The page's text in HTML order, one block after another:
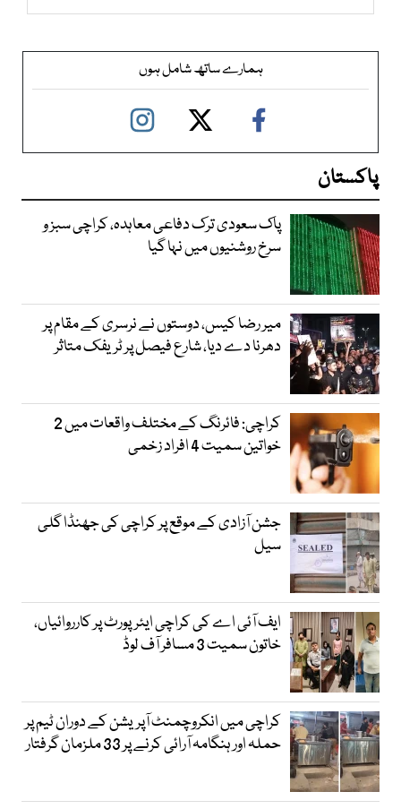
ہمارے ساتھ شامل ہوں
پاکستان
پاک سعودی ترک دفاعی معاہدہ، کراچی سبز و
سرخ روشنیوں میں نہا گیا
میر رضا کیس، دوستوں نے نرسری کے مقام پر
دھرنا دے دیا، شارع فیصل پر ٹریفک متاثر
کراچی: فائرنگ کے مختلف واقعات میں 2
خواتین سمیت 4 افراد زخمی
جشن آزادی کے موقع پر کراچی کی جھنڈا گلی
سیل
ایف آئی اے کی کراچی ایئرپورٹ پر کارروائیاں،
خاتون سمیت 3 مسافر آف لوڈ
کراچی میں انکروچمنٹ آپریشن کے دوران ٹیم پر
حملہ اور ہنگامہ آرائی کرنے پر 33 ملزمان گرفتار